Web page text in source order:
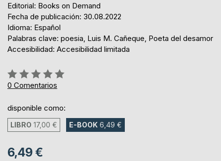
Editorial: Books on Demand
Fecha de publicación: 30.08.2022
Idioma: Español
Palabras clave: poesia, Luis M. Cañeque, Poeta del desamor
Accesibilidad: Accesibilidad limitada
Rating:
0%
0 Comentarios
disponible como:
LIBRO 17,00 € E-BOOK 6,49 €
6,49 €